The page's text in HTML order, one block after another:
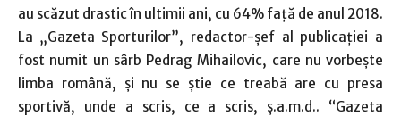
au scăzut drastic în ultimii ani, cu 64% faţă de anul 2018.
La „Gazeta Sporturilor”, redactor-şef al publicaţiei a
fost numit un sârb Pedrag Mihailovic, care nu vorbeşte
limba română, şi nu se ştie ce treabă are cu presa
sportivă, unde a scris, ce a scris, ş.a.m.d.. “Gazeta